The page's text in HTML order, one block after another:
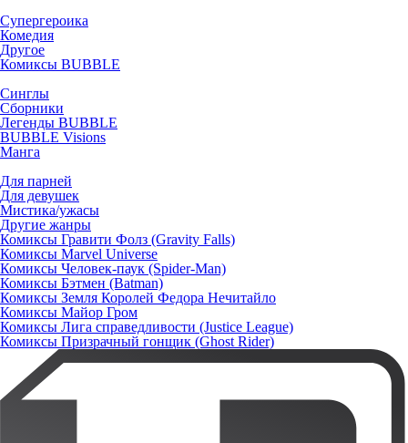
Супергероика
Комедия
Другое
Комиксы BUBBLE
Синглы
Сборники
Легенды BUBBLE
BUBBLE Visions
Манга
Для парней
Для девушек
Мистика/ужасы
Другие жанры
Комиксы Гравити Фолз (Gravity Falls)
Комиксы Marvel Universe
Комиксы Человек-паук (Spider-Man)
Комиксы Бэтмен (Batman)
Комиксы Земля Королей Федора Нечитайло
Комиксы Майор Гром
Комиксы Лига справедливости (Justice League)
Комиксы Призрачный гонщик (Ghost Rider)